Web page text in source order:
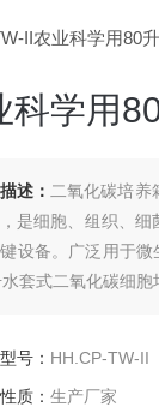
II农业科学用80
科学用
述： 二氧化碳培养
是细胞、组织、细
设备。广泛用于
套式二氧化碳细胞
号： HH.CP-TW-II
质： 生产厂家